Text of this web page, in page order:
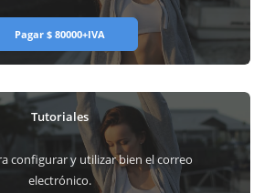
Pagar $ 80000+IVA
Tutoriales
configurar y utilizar bien el correo
electrónico.